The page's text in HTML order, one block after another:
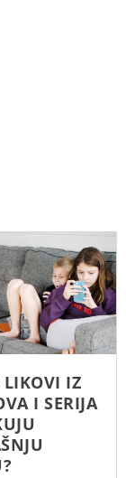
LIKOVI IZ
I SERIJA